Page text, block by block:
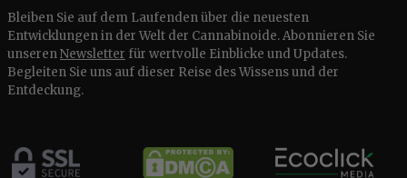
Bleiben Sie auf dem Laufenden über die neuesten
Entwicklungen in der Welt der Cannabinoide. Abonnieren Sie
unserenNewsletter für wertvolle Einblicke und Updates.
Begleiten Sie uns auf dieser Reise des Wissens und der
Entdeckung.